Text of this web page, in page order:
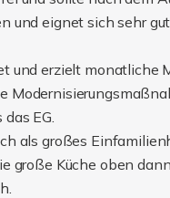
und eignet sich sehr
und erzielt monatliche
EG.
als großes
große Küche oben